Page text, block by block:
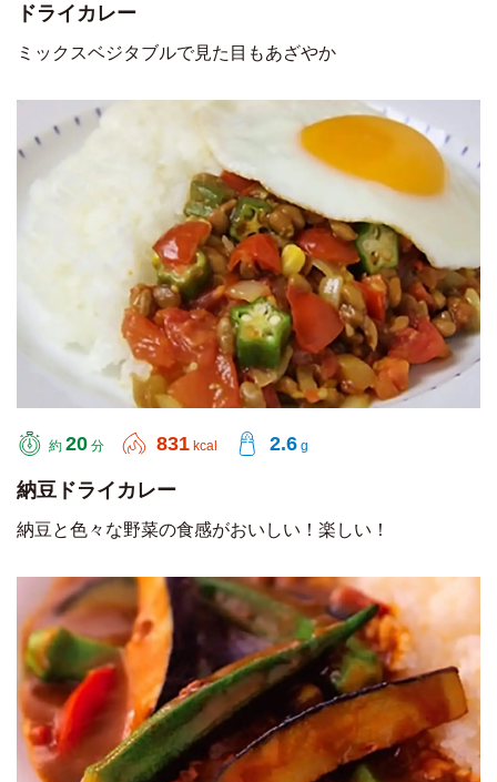
ドライカレー
ミックスベジタブルで見た目もあざやか
約 20 分 831 kcal 2.6 g
納豆ドライカレー
納豆と色々な野菜の食感がおいしい！楽しい！